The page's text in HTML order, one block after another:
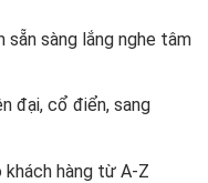
sẵn sàng lắng nghe tâm
đại, cổ điển, sang
khách hàng từ A-Z